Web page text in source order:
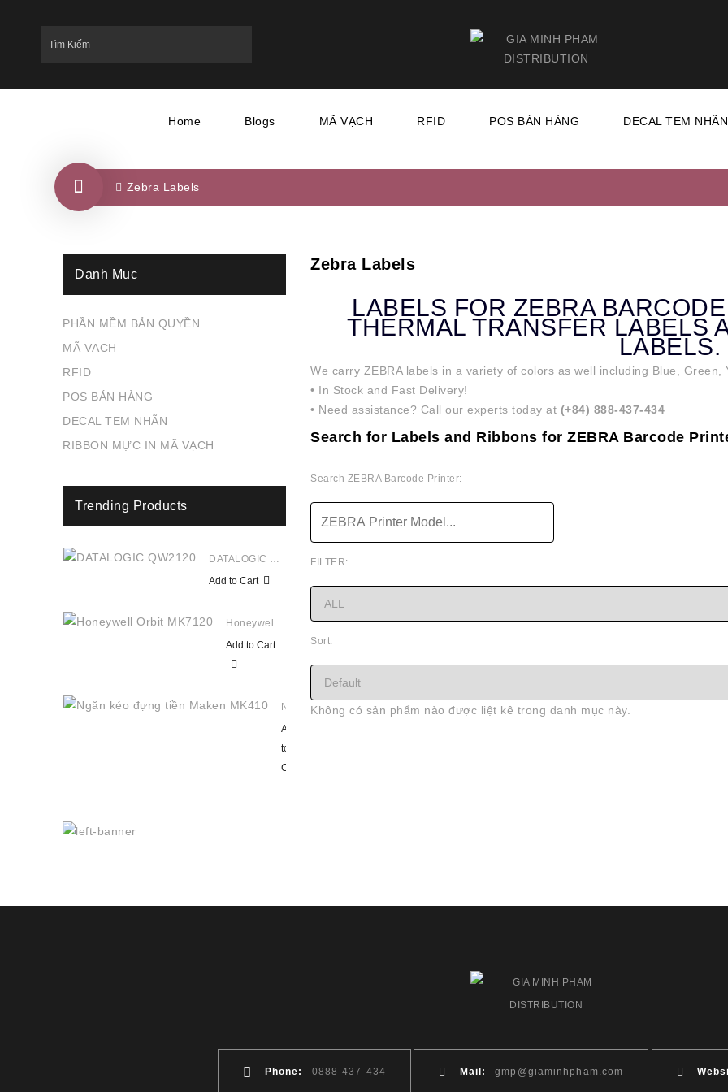
Home Blogs MÃ VẠCH RFID POS BÁN HÀNG DECAL TEM NHÃN
Zebra Labels
Danh Mục
PHẦN MỀM BẢN QUYỀN
MÃ VẠCH
RFID
POS BÁN HÀNG
DECAL TEM NHÃN
RIBBON MỰC IN MÃ VẠCH
Trending Products
DATALOGIC QW2120
Add to Cart
Honeywell Orbit MK7120
Add to Cart
Add
to
Cart
Zebra Labels
LABELS FOR ZEBRA
THERMAL TRANSFER LABELS
LABELS.
We carry ZEBRA labels in a variety of colors as well including Blue, Green,
• In Stock and Fast Delivery!
• Need assistance? Call our experts today at (+84) 888-437-434
Search for Labels and Ribbons for ZEBRA Barcode
Search ZEBRA Barcode Printer:
FILTER:
Sort:
Không có sản phẩm nào được liệt kê trong danh mục này.
Phone: 0888-437-434 Mail: gmp@giaminhpham.com